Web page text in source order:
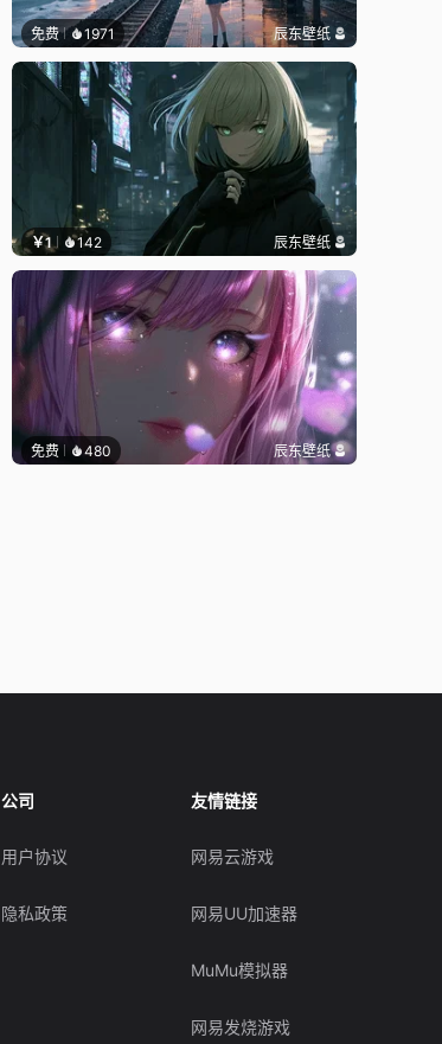
免费 1971 辰东壁纸
￥1 142 辰东壁纸
免费 480 辰东壁纸
公司
用户协议
隐私政策
友情链接
网易云游戏
网易UU加速器
MuMu模拟器
网易发烧游戏